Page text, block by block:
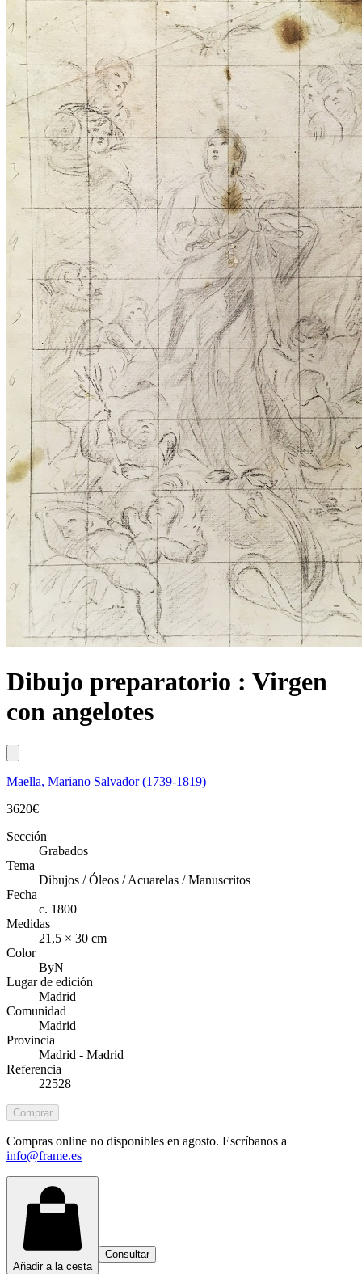
Dibujo preparatorio : Virgen
con angelotes
Maella, Mariano Salvador (1739-1819)
3620€
Sección
Grabados
Tema
Dibujos / Óleos / Acuarelas / Manuscritos
Fecha
c. 1800
Medidas
21,5 × 30 cm
Color
ByN
Lugar de edición
Madrid
Comunidad
Madrid
Provincia
Madrid - Madrid
Referencia
22528
Comprar
Compras online no disponibles en agosto. Escríbanos a
info@frame.es
Añadir a la cesta
Consultar